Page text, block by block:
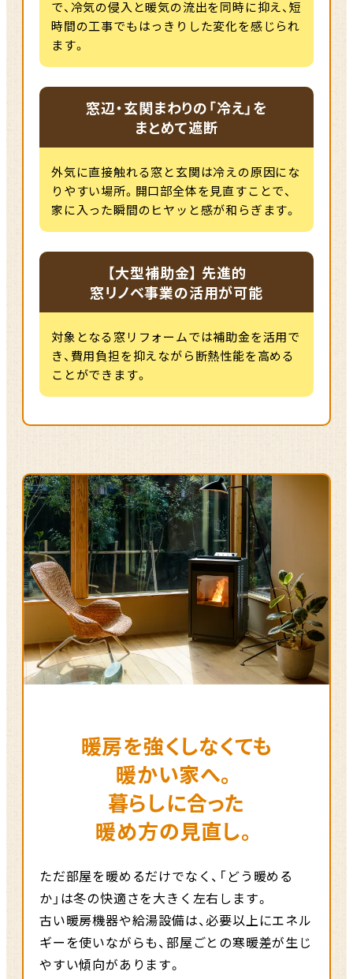
で、冷気の侵入と暖気の流出を同時に抑え、短
時間の工事でもはっきりした変化を感じられ
ます。
窓辺・玄関まわりの「冷え」を
まとめて遮断
外気に直接触れる窓と玄関は冷えの原因にな
りやすい場所。開口部全体を見直すことで、
家に入った瞬間のヒヤッと感が和らぎます。
【大型補助金】 先進的
窓リノベ事業の活用が可能
対象となる窓リフォームでは補助金を活用で
き、費用負担を抑えながら断熱性能を高める
ことができます。
暖房を強くしなくても
暖かい家へ。
暮らしに合った
暖め方の見直し。
ただ部屋を暖めるだけでなく、「どう暖める
か」は冬の快適さを大きく左右します。
古い暖房機器や給湯設備は、必要以上にエネル
ギーを使いながらも、 部屋ごとの寒暖差が生じ
やすい傾向があります。